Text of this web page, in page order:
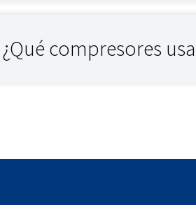
¿Qué compresores